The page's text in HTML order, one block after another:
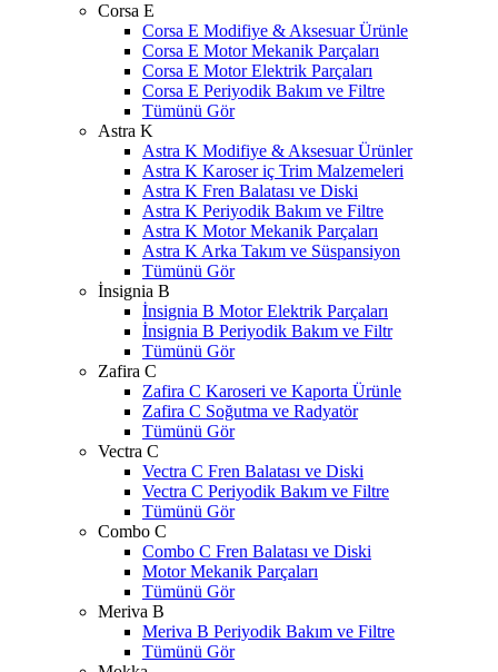
Corsa E
Corsa E Modifiye & Aksesuar Ürünle
Corsa E Motor Mekanik Parçaları
Corsa E Motor Elektrik Parçaları
Corsa E Periyodik Bakım ve Filtre
Tümünü Gör
Astra K
Astra K Modifiye & Aksesuar Ürünler
Astra K Karoser iç Trim Malzemeleri
Astra K Fren Balatası ve Diski
Astra K Periyodik Bakım ve Filtre
Astra K Motor Mekanik Parçaları
Astra K Arka Takım ve Süspansiyon
Tümünü Gör
İnsignia B
İnsignia B Motor Elektrik Parçaları
İnsignia B Periyodik Bakım ve Filtr
Tümünü Gör
Zafira C
Zafira C Karoseri ve Kaporta Ürünle
Zafira C Soğutma ve Radyatör
Tümünü Gör
Vectra C
Vectra C Fren Balatası ve Diski
Vectra C Periyodik Bakım ve Filtre
Tümünü Gör
Combo C
Combo C Fren Balatası ve Diski
Motor Mekanik Parçaları
Tümünü Gör
Meriva B
Meriva B Periyodik Bakım ve Filtre
Tümünü Gör